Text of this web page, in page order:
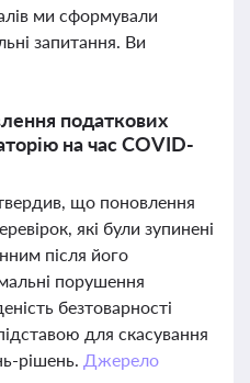
ми сформували
запитання. Ви
податкових
на час COVID-
що поновлення
які були зупинені
після його
порушення
безтоварності
для скасування
рішень. Джерело